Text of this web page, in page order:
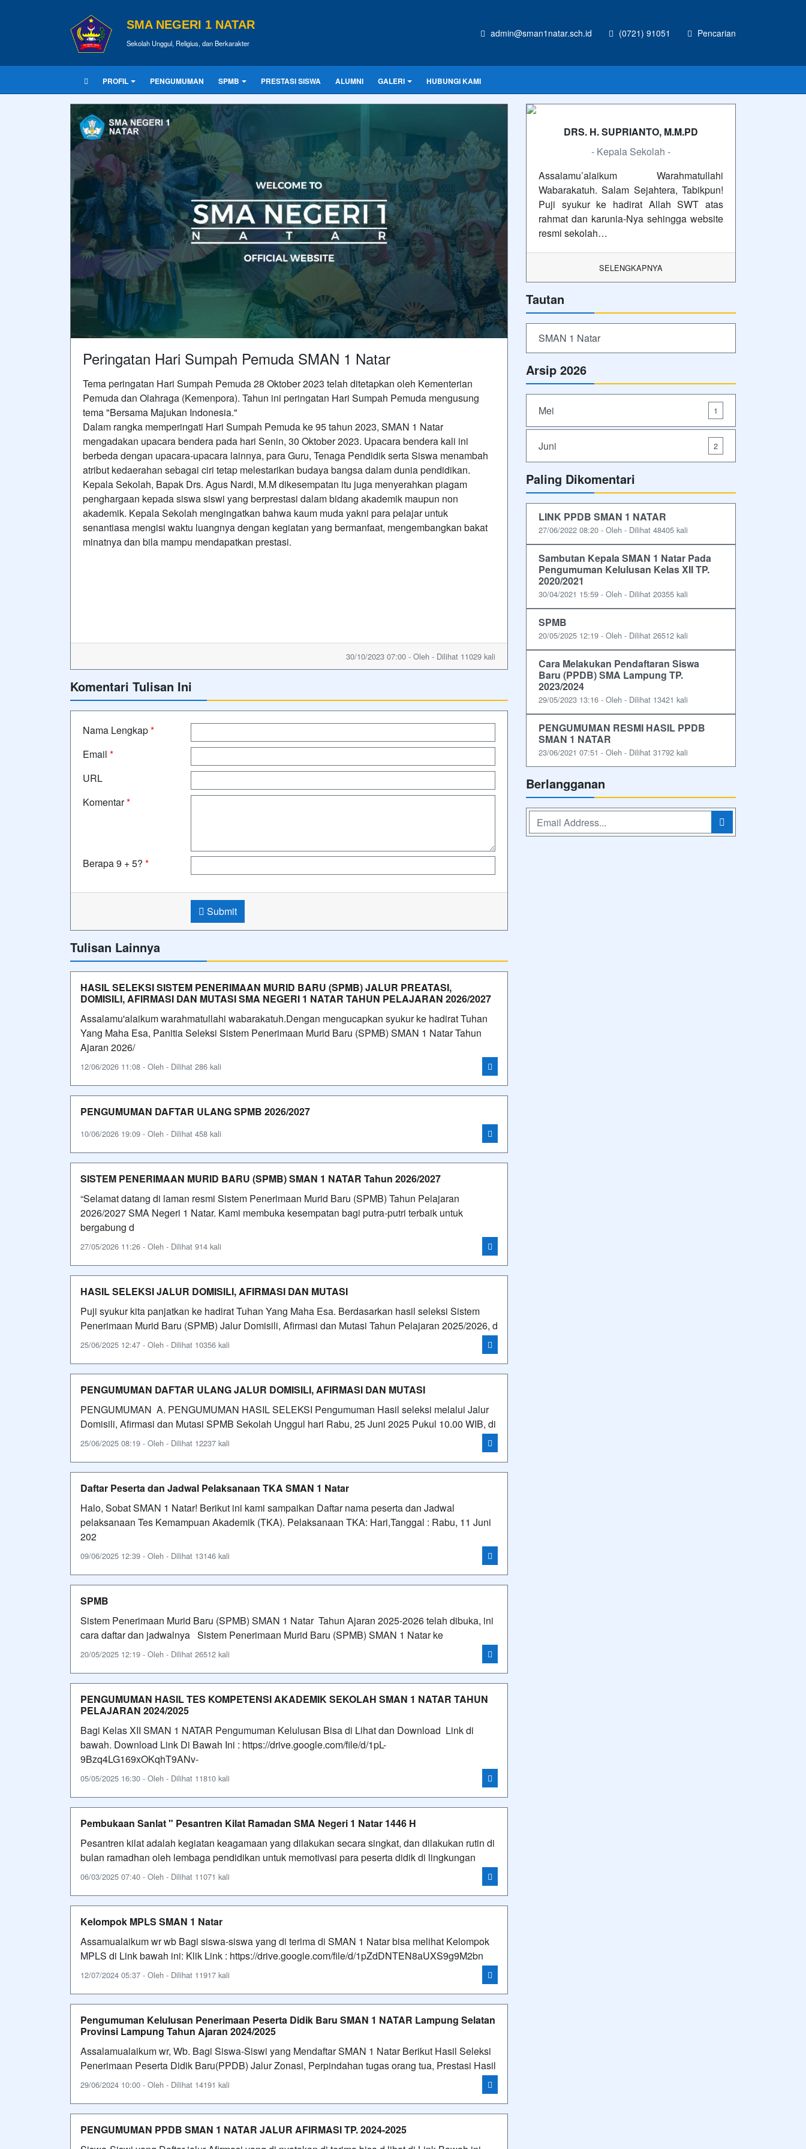
SMA NEGERI 1 NATAR
Sekolah Unggul, Religius, dan Berkarakter
admin@sman1natar.sch.id (0721) 91051 Pencarian
PROFIL PENGUMUMAN SPMB PRESTASI SISWA ALUMNI GALERI HUBUNGI KAMI
Peringatan Hari Sumpah Pemuda SMAN 1 Natar
Tema peringatan Hari Sumpah Pemuda 28 Oktober 2023 telah ditetapkan oleh Kementerian
Pemuda dan Olahraga (Kemenpora). Tahun ini peringatan Hari Sumpah Pemuda mengusung
tema "Bersama Majukan Indonesia."
Dalam rangka memperingati Hari Sumpah Pemuda ke 95 tahun 2023, SMAN 1 Natar
mengadakan upacara bendera pada hari Senin, 30 Oktober 2023. Upacara bendera kali ini
berbeda dengan upacara-upacara lainnya, para Guru, Tenaga Pendidik serta Siswa menambah
atribut kedaerahan sebagai ciri tetap melestarikan budaya bangsa dalam dunia pendidikan.
Kepala Sekolah, Bapak Drs. Agus Nardi, M.M dikesempatan itu juga menyerahkan piagam
penghargaan kepada siswa siswi yang berprestasi dalam bidang akademik maupun non
akademik. Kepala Sekolah mengingatkan bahwa kaum muda yakni para pelajar untuk
senantiasa mengisi waktu luangnya dengan kegiatan yang bermanfaat, mengembangkan bakat
minatnya dan bila mampu mendapatkan prestasi.
30/10/2023 07:00 - Oleh - Dilihat 11029 kali
Komentari Tulisan Ini
Nama Lengkap*
Email *
URL
Komentar*
Berapa 9 + 5? *
Submit
Tulisan Lainnya
HASIL SELEKSI SISTEM PENERIMAAN MURID BARU (SPMB) JALUR PREATASI,
DOMISILI, AFIRMASI DAN MUTASI SMA NEGERI 1 NATAR TAHUN PELAJARAN 2026/2027
Assalamu'alaikum warahmatullahi wabarakatuh.Dengan mengucapkan syukur ke hadirat Tuhan
Yang Maha Esa, Panitia Seleksi Sistem Penerimaan Murid Baru (SPMB) SMAN 1 Natar Tahun
Ajaran 2026/
12/06/2026 11:08 - Oleh - Dilihat 286 kali
PENGUMUMAN DAFTAR ULANG SPMB 2026/2027
10/06/2026 19:09 - Oleh - Dilihat 458 kali
SISTEM PENERIMAAN MURID BARU (SPMB) SMAN 1 NATAR Tahun 2026/2027
“Selamat datang di laman resmi Sistem Penerimaan Murid Baru (SPMB) Tahun Pelajaran
2026/2027 SMA Negeri 1 Natar. Kami membuka kesempatan bagi putra-putri terbaik untuk
bergabung d
27/05/2026 11:26 - Oleh - Dilihat 914 kali
HASIL SELEKSI JALUR DOMISILI, AFIRMASI DAN MUTASI
Puji syukur kita panjatkan ke hadirat Tuhan Yang Maha Esa. Berdasarkan hasil seleksi Sistem
Penerimaan Murid Baru (SPMB) Jalur Domisili, Afirmasi dan Mutasi Tahun Pelajaran 2025/2026, d
25/06/2025 12:47 - Oleh - Dilihat 10356 kali
PENGUMUMAN DAFTAR ULANG JALUR DOMISILI, AFIRMASI DAN MUTASI
PENGUMUMAN A. PENGUMUMAN HASIL SELEKSI Pengumuman Hasil seleksi melalui Jalur
Domisili, Afirmasi dan Mutasi SPMB Sekolah Unggul hari Rabu, 25 Juni 2025 Pukul 10.00 WIB, di
25/06/2025 08:19 - Oleh - Dilihat 12237 kali
Daftar Peserta dan Jadwal Pelaksanaan TKA SMAN 1 Natar
Halo, Sobat SMAN 1 Natar! Berikut ini kami sampaikan Daftar nama peserta dan Jadwal
pelaksanaan Tes Kemampuan Akademik (TKA). Pelaksanaan TKA: Hari,Tanggal : Rabu, 11 Juni
202
09/06/2025 12:39 - Oleh - Dilihat 13146 kali
SPMB
Sistem Penerimaan Murid Baru (SPMB) SMAN 1 Natar Tahun Ajaran 2025-2026 telah dibuka, ini
cara daftar dan jadwalnya Sistem Penerimaan Murid Baru (SPMB) SMAN 1 Natar ke
20/05/2025 12:19 - Oleh - Dilihat 26512 kali
PENGUMUMAN HASIL TES KOMPETENSI AKADEMIK SEKOLAH SMAN 1 NATAR TAHUN
PELAJARAN 2024/2025
Bagi Kelas XII SMAN 1 NATAR Pengumuman Kelulusan Bisa di Lihat dan Download Link di
bawah. Download Link Di Bawah Ini : https://drive.google.com/file/d/1pL-
9Bzq4LG169xOKqhT9ANv-
05/05/2025 16:30 - Oleh - Dilihat 11810 kali
Pembukaan Sanlat " Pesantren Kilat Ramadan SMA Negeri 1 Natar 1446 H
Pesantren kilat adalah kegiatan keagamaan yang dilakukan secara singkat, dan dilakukan rutin di
bulan ramadhan oleh lembaga pendidikan untuk memotivasi para peserta didik di lingkungan
06/03/2025 07:40 - Oleh - Dilihat 11071 kali
Kelompok MPLS SMAN 1 Natar
Assamualaikum wr wb Bagi siswa-siswa yang di terima di SMAN 1 Natar bisa melihat Kelompok
MPLS di Link bawah ini: Klik Link : https://drive.google.com/file/d/1pZdDNTEN8aUXS9g9M2bn
12/07/2024 05:37 - Oleh - Dilihat 11917 kali
Pengumuman Kelulusan Penerimaan Peserta Didik Baru SMAN 1 NATAR Lampung Selatan
Provinsi Lampung Tahun Ajaran 2024/2025
Assalamualaikum wr, Wb. Bagi Siswa-Siswi yang Mendaftar SMAN 1 Natar Berikut Hasil Seleksi
Penerimaan Peserta Didik Baru(PPDB) Jalur Zonasi, Perpindahan tugas orang tua, Prestasi Hasil
29/06/2024 10:00 - Oleh - Dilihat 14191 kali
PENGUMUMAN PPDB SMAN 1 NATAR JALUR AFIRMASI TP. 2024-2025
DRS. H. SUPRIANTO, M.M.PD
- Kepala Sekolah -
Assalamu’alaikum Warahmatullahi
Wabarakatuh. Salam Sejahtera, Tabikpun!
Puji syukur ke hadirat Allah SWT atas
rahmat dan karunia-Nya sehingga website
resmi sekolah…
SELENGKAPNYA
Tautan
SMAN 1 Natar
Arsip 2026
Mei 1
Juni 2
Paling Dikomentari
LINK PPDB SMAN 1 NATAR
27/06/2022 08:20 - Oleh - Dilihat 48405 kali
Sambutan Kepala SMAN 1 Natar Pada
Pengumuman Kelulusan Kelas XII TP.
2020/2021
30/04/2021 15:59 - Oleh - Dilihat 20355 kali
SPMB
20/05/2025 12:19 - Oleh - Dilihat 26512 kali
Cara Melakukan Pendaftaran Siswa
Baru (PPDB) SMA Lampung TP.
2023/2024
29/05/2023 13:16 - Oleh - Dilihat 13421 kali
PENGUMUMAN RESMI HASIL PPDB
SMAN 1 NATAR
23/06/2021 07:51 - Oleh - Dilihat 31792 kali
Berlangganan